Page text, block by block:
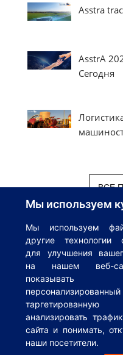
Мы используем
Мы используем
другие технологии
для улучшения
на нашем веб-
анализировать
сайта и понимать,
наши посетители.
Asstra
AsstrA
Сегодня
ВСЕ
© 1995-2026 AsstrA-
Инкотермс|Глоссарий|
Policy|Cookies Policy
Visibility|Политика
условия оказания
условия